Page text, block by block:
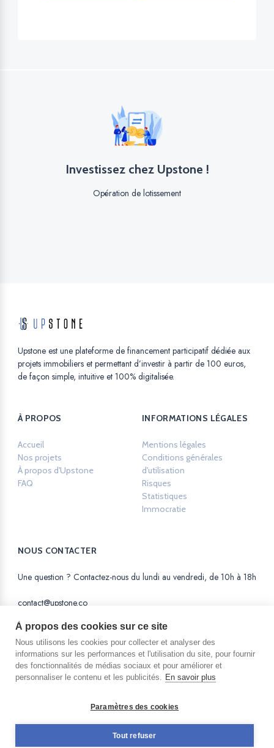
Investissez chez Upstone !
Opération de lotissement
Upstone est une plateforme de financement participatif dédiée aux
projets immobiliers et permettant d’investir à partir de 100 euros,
de façon simple, intuitive et 100% digitalisée.
À PROPOS
Accueil
Nos projets
À propos d'Upstone
FAQ
INFORMATIONS LÉGALES
Mentions légales
Conditions générales
d'utilisation
Risques
Statistiques
Immocratie
NOUS CONTACTER
Une question ? Contactez-nous du lundi au vendredi, de 10h à 18h
contact@upstone.co
La SAS AM Equity est une Société par Actions
Simplifiée au capital de 56 123 euros,
138 011 et dont le siège social est situé au 12
avenue André Malraux - 92300 Levallois Perret et
enregistrée auprès de l’AMF pour l'activité de
À propos des cookies sur ce site
Nous utilisons les cookies pour collecter et analyser des
informations sur les performances et l'utilisation du site, pour fournir
des fonctionnalités de médias sociaux et pour améliorer et
personnaliser le contenu et les publicités. En savoir plus
Paramètres des cookies
Tout refuser